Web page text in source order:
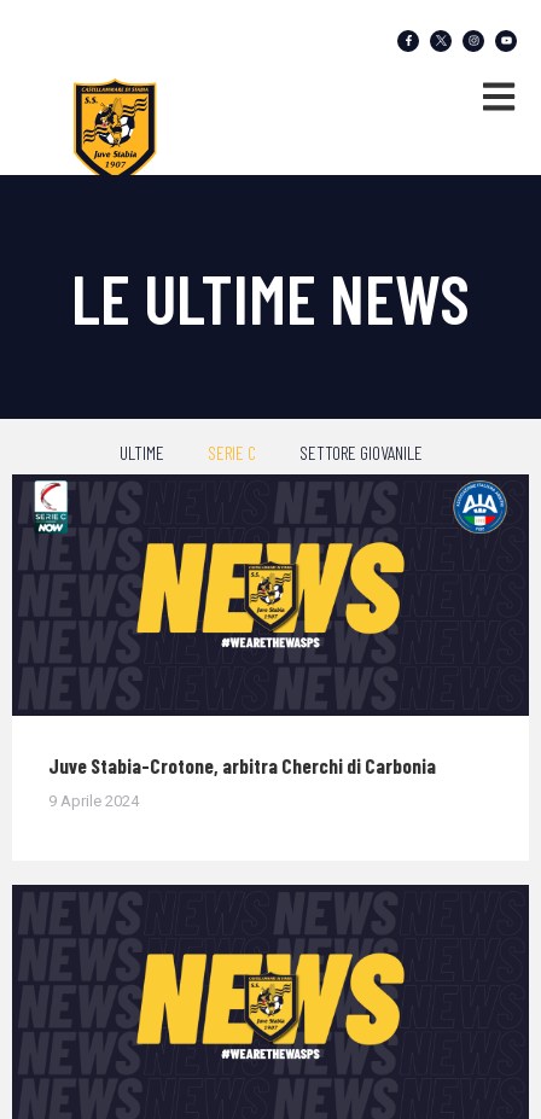
LE ULTIME NEWS
ULTIME SERIE C SETTORE GIOVANILE
Juve Stabia-Crotone, arbitra Cherchi di Carbonia
9 Aprile 2024